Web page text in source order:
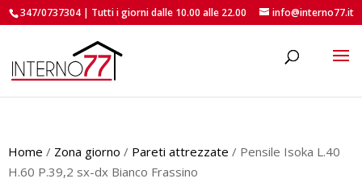
347/0737304 | Tutti i giorni dalle 10.00 alle 22.00 info@interno77.it
Home / Zona giorno / Pareti attrezzate / Pensile Isoka L.40
H.60 P.39,2 sx-dx Bianco Frassino